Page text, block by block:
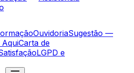
OuvidoriaSugestão —
AquiCarta de
LGPD e